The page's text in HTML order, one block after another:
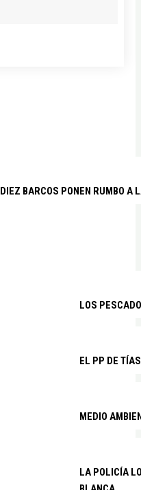
DIEZ BARCOS PONEN RUMBO A
LOS
EL PP DE
MEDIO
LA POLICÍA